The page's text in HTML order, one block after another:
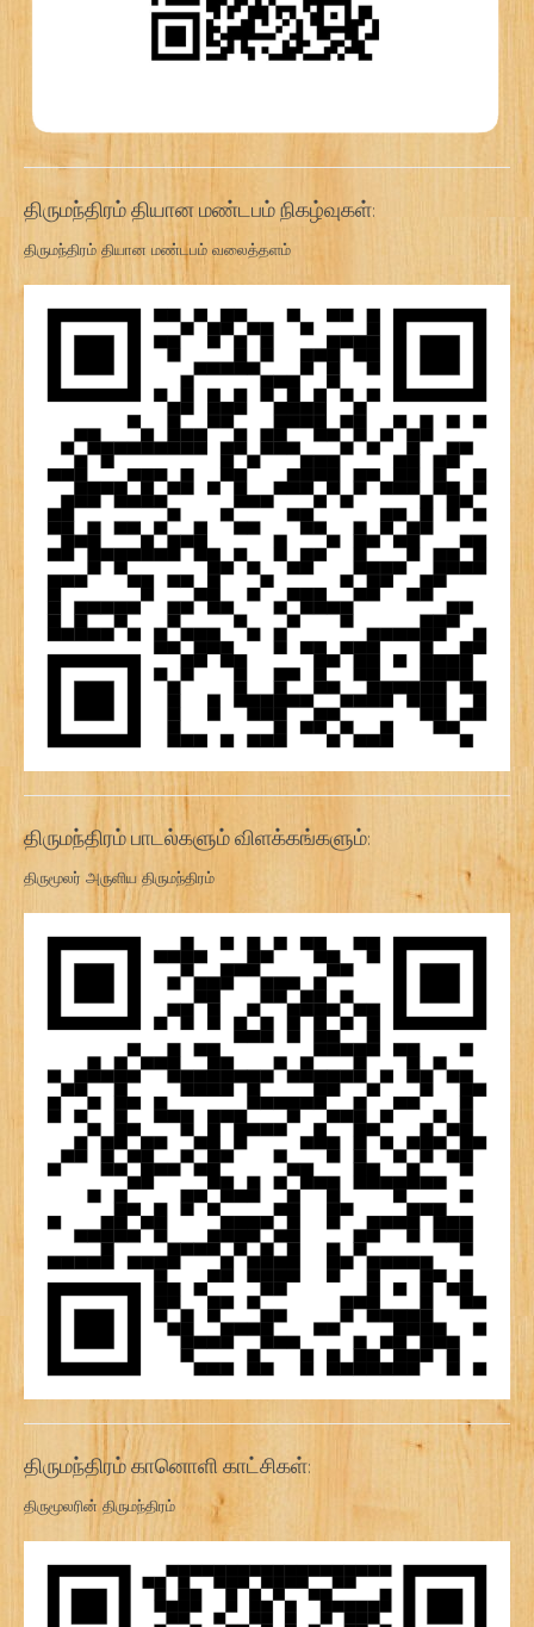
திருமந்திரம் தியான மண்டபம் நிகழ்வுகள்:
திருமந்திரம் தியான மண்டபம் வலைத்தளம்
திருமந்திரம் பாடல்களும் விளக்கங்களும்:
திருமூலர் அருளிய திருமந்திரம்
திருமந்திரம் கானொளி காட்சிகள்:
திருமூலரின் திருமந்திரம்